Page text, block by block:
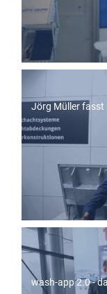
Jörg Müller fasst
wash-app 2.0 -